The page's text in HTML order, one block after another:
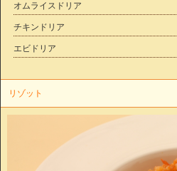
オムライスドリア
チキンドリア
エビドリア
リゾット